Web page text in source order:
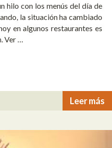
hilo con los menús del día de
la situación ha cambiado
en algunos restaurantes es
Ver …
Leer más